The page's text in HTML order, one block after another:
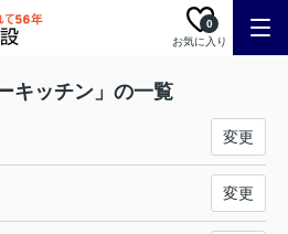
お気に入り
0
キッチン」の一覧
変更
変更